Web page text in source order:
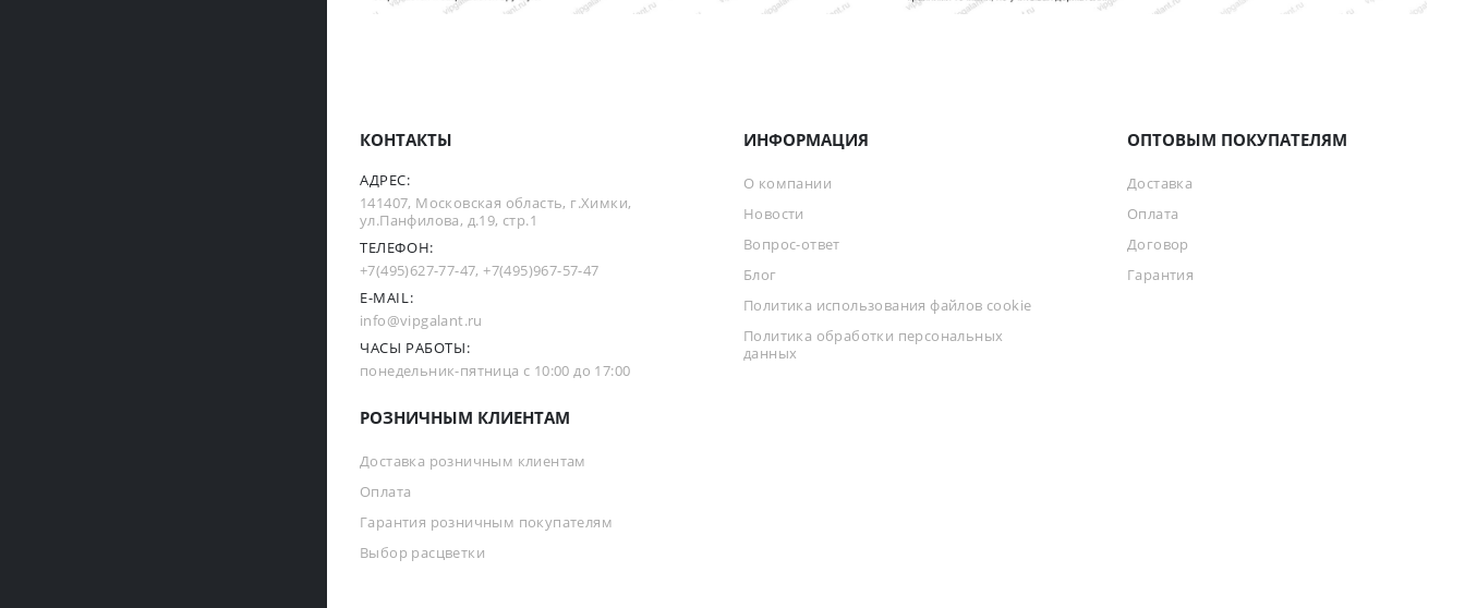
КОНТАКТЫ
АДРЕС:
141407, Московская область, г.Химки,
ул.Панфилова, д.19, стр.1
ТЕЛЕФОН:
+7(495)627-77-47,+7(495)967-57-47
E-MAIL:
info@vipgalant.ru
ЧАСЫ РАБОТЫ:
понедельник-пятница с 10:00 до 17:00
ИНФОРМАЦИЯ
О компании
Новости
Вопрос-ответ
Блог
Политика использования файлов cookie
Политика обработки персональных
данных
ОПТОВЫМ ПОКУПАТЕЛЯМ
Доставка
Оплата
Договор
Гарантия
РОЗНИЧНЫМ КЛИЕНТАМ
Доставка розничным клиентам
Оплата
Гарантия розничным покупателям
Выбор расцветки